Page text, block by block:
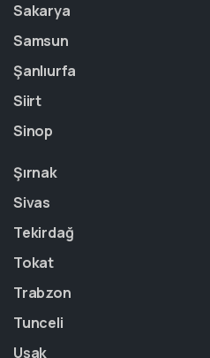
Sakarya
Samsun
Şanlıurfa
Siirt
Sinop
Şırnak
Sivas
Tekirdağ
Tokat
Trabzon
Tunceli
Uşak